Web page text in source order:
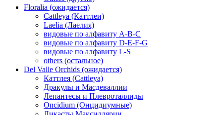
Floralia (ожидается)
Cattleya (Каттлеи)
Laelia (Лаелия)
видовые по алфавиту A-B-C
видовые по алфавиту D-E-F-G
видовые по алфавиту L-S
others (остальное)
Del Valle Orchids (ожидается)
Каттлея (Cattleya)
Дракулы и Масдеваллии
Лепантесы и Плевроталлиды
Oncidium (Онцидиумные)